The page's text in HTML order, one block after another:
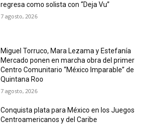
regresa como solista con “Deja Vu”
7 agosto, 2026
Miguel Torruco, Mara Lezama y Estefanía
Mercado ponen en marcha obra del primer
Centro Comunitario “México Imparable” de
Quintana Roo
7 agosto, 2026
Conquista plata para México en los Juegos
Centroamericanos y del Caribe